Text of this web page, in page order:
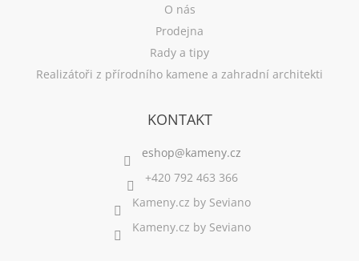
O nás
Prodejna
Rady a tipy
Realizátoři z přírodního kamene a zahradní architekti
KONTAKT
+420 792 463 366
Kameny.cz by Seviano
Kameny.cz by Seviano